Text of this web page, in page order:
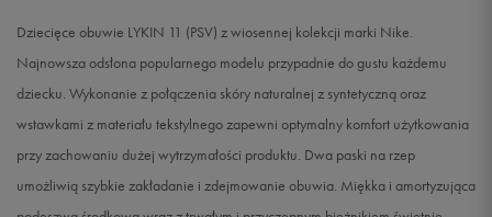
31 19 cm Powiadom o dostępności
31,5 19,5 cm Powiadom o dostępności
Dziecięce obuwie LYKIN 11 (PSV) z wiosennej kolekcji marki Nike.
Najnowsza odsłona popularnego modelu przypadnie do gustu każdemu
dziecku. Wykonanie z połączenia skóry naturalnej z syntetyczną oraz
wstawkami z materiału tekstylnego zapewni optymalny komfort użytkowania
przy zachowaniu dużej wytrzymałości produktu. Dwa paski na rzep
umożliwią szybkie zakładanie i zdejmowanie obuwia. Miękka i amortyzująca